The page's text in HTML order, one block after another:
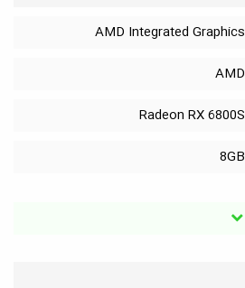
AMD Integrated Graphics
AMD
Radeon RX 6800S
8GB